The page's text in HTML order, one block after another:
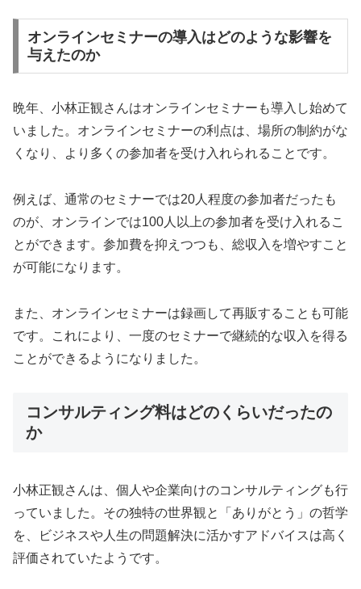
オンラインセミナーの導入はどのような影響を
与えたのか
晩年、小林正観さんはオンラインセミナーも導入し始めて
いました。オンラインセミナーの利点は、場所の制約がな
くなり、より多くの参加者を受け入れられることです。
例えば、通常のセミナーでは20人程度の参加者だったも
のが、オンラインでは100人以上の参加者を受け入れるこ
とができます。参加費を抑えつつも、総収入を増やすこと
が可能になります。
また、オンラインセミナーは録画して再販することも可能
です。これにより、一度のセミナーで継続的な収入を得る
ことができるようになりました。
コンサルティング料はどのくらいだったの
か
小林正観さんは、個人や企業向けのコンサルティングも行
っていました。その独特の世界観と「ありがとう」の哲学
を、ビジネスや人生の問題解決に活かすアドバイスは高く
評価されていたようです。